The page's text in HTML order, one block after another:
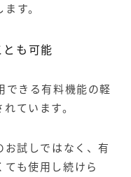
す。
も可能
きる有料機能の軽
ています。
試しではなく、有
も使用し続けら